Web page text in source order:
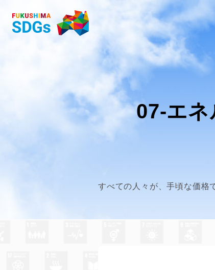
07-エ
すべての人々が、手頃な価格